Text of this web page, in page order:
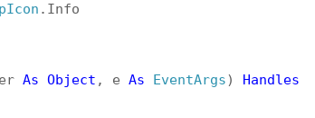
.Info
As Object , e As EventArgs) Handles